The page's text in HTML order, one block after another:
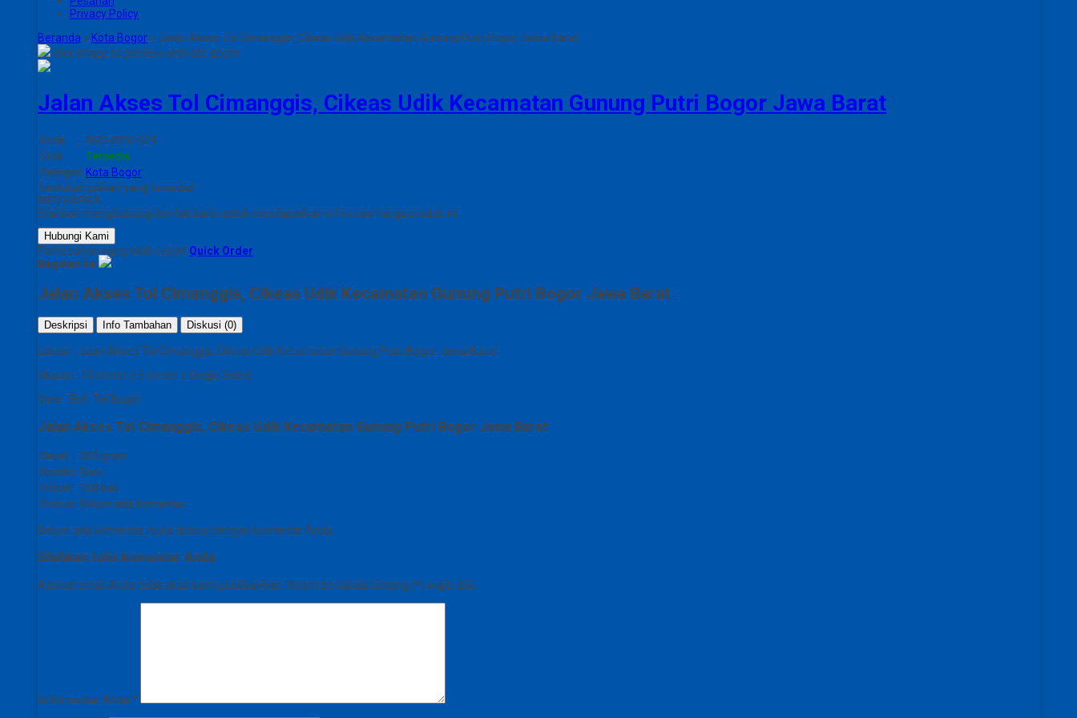
Privacy Policy
Beranda » Kota Bogor » Jalan Akses Tol Cimanggis, Cikeas Udik Kecamatan Gunung Putri Bogor Jawa Barat
click image to preview activate zoom
Jalan Akses Tol Cimanggis, Cikeas Udik Kecamatan Gunung Putri Bogor Jawa Barat
Kode
BGS-ADV-024
Stok
Tersedia
Kategori Kota Bogor
Tentukan pilihan yang tersedia!
INFO HARGA
Silahkan menghubungi kontak kami untuk mendapatkan informasi harga produk ini.
Hubungi Kami
Pemesanan yang lebih cepat! Quick Order
Bagikan ke
Jalan Akses Tol Cimanggis, Cikeas Udik Kecamatan Gunung Putri Bogor Jawa Barat
Deskripsi Info Tambahan Diskusi (0)
Lokasi : Jalan Akses Tol Cimanggis, Cikeas Udik Kecamatan Gunung Putri Bogor Jawa Barat
Ukuran : 10 meter x 5 meter x Single Sided
View : Exit Tol Bogor
Jalan Akses Tol Cimanggis, Cikeas Udik Kecamatan Gunung Putri Bogor Jawa Barat
Berat
300 gram
Kondisi Baru
Dilihat
168 kali
Diskusi Belum ada komentar
Belum ada komentar, buka diskusi dengan komentar Anda.
Silahkan tulis komentar Anda
Alamat email Anda tidak akan kami publikasikan. Kolom bertanda bintang (*) wajib diisi.
Isi komentar Anda *